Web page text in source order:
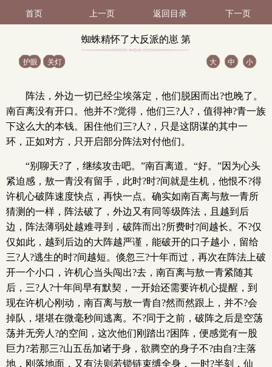
首页 上一页 返回目录 下一页
蜘蛛精怀了大反派的崽 第
护眼 关灯 大 中 小
阵法，外边一切已经尘埃落定，他们脱困而出?也晚了。
南百离没有开口。他并不?觉得，他们三?人?，值得神?青一族
下这么大的本钱。困住他们三?人?，只是这阴谋的其中一
环，正如对方，只开启部分阵法对付他们。
“别聊天?了，继续攻击吧。”南百离道。“好。”因为心头
紧迫感，敖一青没有留手，此时?时?间就是生机，他恨不?得
许机心破阵速度快点，再快一点。确实如南百离与敖一青所
猜测的一样，阵法破了，外边又有同等级阵法，且越到后
边，阵法薄弱处越难寻到，破阵而出?所费时?间越长。不?仅
仅如此，越到后边的大阵越严谨，能破开的口子越小，留给
三?人?逃生的时?间越短。倏忽三?十年而过，再次在阵法上破
开一个小口，许机心当头闯出?去，南百离与敖一青紧随其
后，三?人?十年间早有默契，一开始还需要许机心提醒，到
现在许机心刚动，南百离与敖一青自?然而然跟上，并不?会
掉队，堪堪在微毫秒间逃离。不?同于之前，破阵之后是空荡
荡并无旁人?的空间，这次他们刚踏出?困阵，便感觉有一股
巨力?若那三?山五岳加诸于身，欲腾空的身子不?由自?主落
地，刚落地面，又有法则若锁链束缚全身，一时?半刻，仙